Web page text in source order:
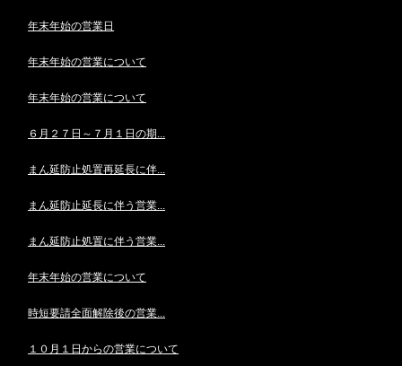
年末年始の営業日
年末年始の営業について
年末年始の営業について
６月２７日～７月１日の期...
まん延防止処置再延長に伴...
まん延防止延長に伴う営業...
まん延防止処置に伴う営業...
年末年始の営業について
時短要請全面解除後の営業...
１０月１日からの営業について